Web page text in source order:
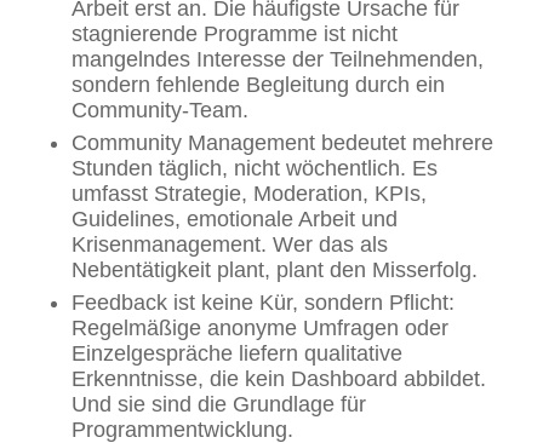
Arbeit erst an. Die häufigste Ursache für
stagnierende Programme ist nicht
mangelndes Interesse der Teilnehmenden,
sondern fehlende Begleitung durch ein
Community-Team.
Community Management bedeutet mehrere
Stunden täglich, nicht wöchentlich. Es
umfasst Strategie, Moderation, KPIs,
Guidelines, emotionale Arbeit und
Krisenmanagement. Wer das als
Nebentätigkeit plant, plant den Misserfolg.
Feedback ist keine Kür, sondern Pflicht:
Regelmäßige anonyme Umfragen oder
Einzelgespräche liefern qualitative
Erkenntnisse, die kein Dashboard abbildet.
Und sie sind die Grundlage für
Programmentwicklung.